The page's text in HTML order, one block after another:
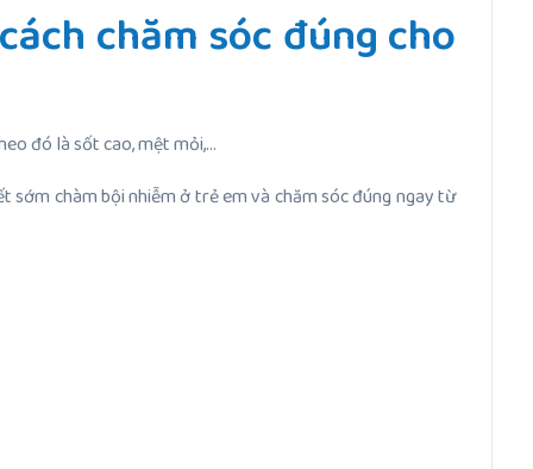
chăm sóc đúng cho
đó là sốt cao, mệt mỏi,…
sớm chàm bội nhiễm ở trẻ em và chăm sóc đúng ngay từ